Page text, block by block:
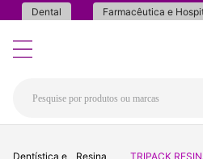
Dental Farmacêutica e
Dentística e
Resina
TRIPACK